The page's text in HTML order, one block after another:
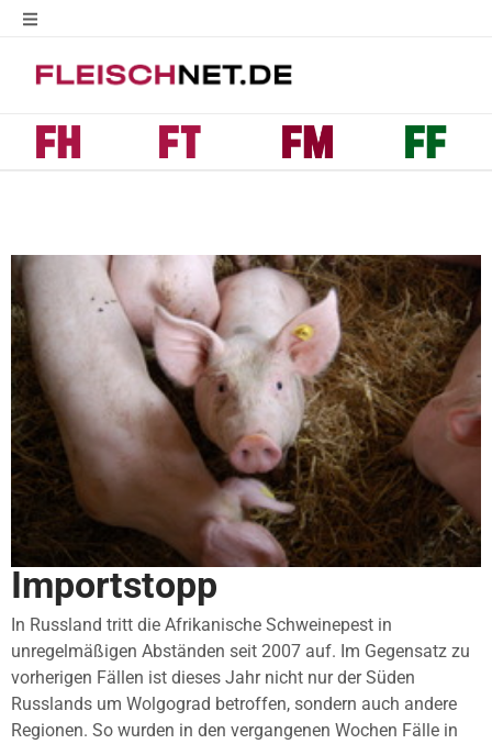
Importstopp
In Russland tritt die Afrikanische Schweinepest in
unregelmäßigen Abständen seit 2007 auf. Im Gegensatz zu
vorherigen Fällen ist dieses Jahr nicht nur der Süden
Russlands um Wolgograd betroffen, sondern auch andere
Regionen. So wurden in den vergangenen Wochen Fälle in